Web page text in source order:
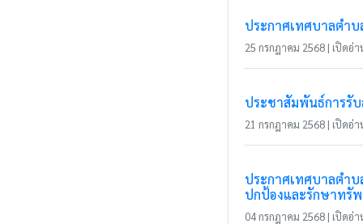
ประกาศเทศบาลตำ
25 กรกฎาคม 2568 | เปิดอ่า
ประชาสัมพันธ์การรั
21 กรกฎาคม 2568 | เปิดอ่า
ประกาศเทศบาลตำ
ปกป้องและรักษาทรั
04 กรกฎาคม 2568 | เปิดอ่า